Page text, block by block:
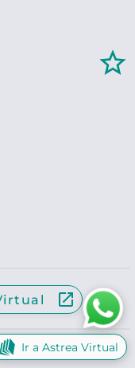
star_border
launch
Ir a Astrea Virtual